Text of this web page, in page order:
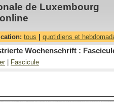
de Luxembourg
tous quotidiens et
Wochenschrift :
Fascicule